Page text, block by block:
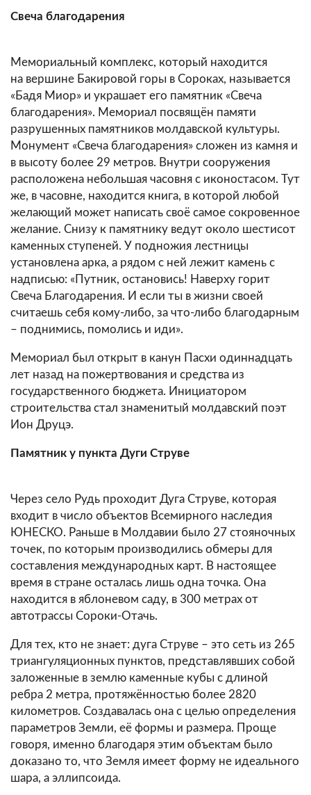
Свеча благодарения
Мемориальный комплекс, который находится
на вершине Бакировой горы в Сороках, называется
«Бадя Миор» и украшает его памятник «Свеча
благодарения». Мемориал посвящён памяти
разрушенных памятников молдавской культуры.
Монумент «Свеча благодарения» сложен из камня и
в высоту более 29 метров. Внутри сооружения
расположена небольшая часовня с иконостасом. Тут
же, в часовне, находится книга, в которой любой
желающий может написать своё самое сокровенное
желание. Снизу к памятнику ведут около шестисот
каменных ступеней. У подножия лестницы
установлена арка, а рядом с ней лежит камень с
надписью: «Путник, остановись! Наверху горит
Свеча Благодарения. И если ты в жизни своей
считаешь себя кому-либо, за что-либо благодарным
– поднимись, помолись и иди».
Мемориал был открыт в канун Пасхи одиннадцать
лет назад на пожертвования и средства из
государственного бюджета. Инициатором
строительства стал знаменитый молдавский поэт
Ион Друцэ.
Памятник у пункта Дуги Струве
Через село Рудь проходит Дуга Струве, которая
входит в число объектов Всемирного наследия
ЮНЕСКО. Раньше в Молдавии было 27 стояночных
точек, по которым производились обмеры для
составления международных карт. В настоящее
время в стране осталась лишь одна точка. Она
находится в яблоневом саду, в 300 метрах от
автотрассы Сороки-Отачь.
Для тех, кто не знает: дуга Струве – это сеть из 265
триангуляционных пунктов, представлявших собой
заложенные в землю каменные кубы с длиной
ребра 2 метра, протяжённостью более 2820
километров. Создавалась она с целью определения
параметров Земли, её формы и размера. Проще
говоря, именно благодаря этим объектам было
доказано то, что Земля имеет форму не идеального
шара, а эллипсоида.